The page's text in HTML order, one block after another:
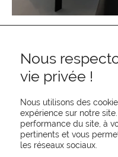
Nous
vie privée !
Nous utilisons des
expérience sur notre
performance du site, à
pertinents et vous
les réseaux sociaux.